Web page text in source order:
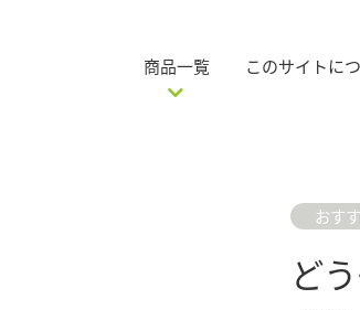
商品一覧 このサイトに
おす
ど